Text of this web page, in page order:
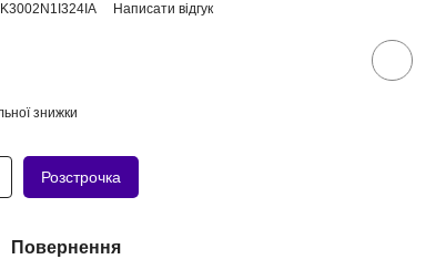
Написати відгук
знижки
Розстрочка
Повернення